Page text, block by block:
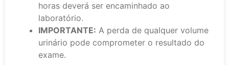
horas deverá ser encaminhado ao
laboratório.
IMPORTANTE: A perda de qualquer volume
urinário pode comprometer o resultado do
exame.